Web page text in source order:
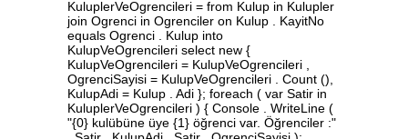
KuluplerVeOgrencileri = from Kulup in Kulupler
join Ogrenci in Ogrenciler on Kulup . KayitNo
equals Ogrenci . Kulup into
KulupVeOgrencileri select new {
KulupVeOgrencileri = KulupVeOgrencileri ,
OgrenciSayisi = KulupVeOgrencileri . Count (),
KulupAdi = Kulup . Adi }; foreach ( var Satir in
KuluplerVeOgrencileri ) { Console . WriteLine (
"{0} kulübüne üye {1} öğrenci var. Öğrenciler :"